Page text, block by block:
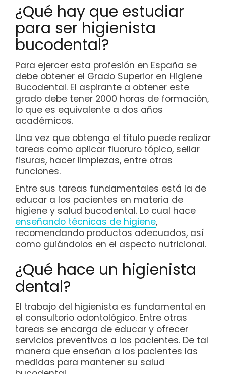
¿Qué hay que estudiar
para ser higienista
bucodental?
Para ejercer esta profesión en España se
debe obtener el Grado Superior en Higiene
Bucodental. El aspirante a obtener este
grado debe tener 2000 horas de formación,
lo que es equivalente a dos años
académicos.
Una vez que obtenga el título puede realizar
tareas como aplicar fluoruro tópico, sellar
fisuras, hacer limpiezas, entre otras
funciones.
Entre sus tareas fundamentales está la de
educar a los pacientes en materia de
higiene y salud bucodental. Lo cual hace
enseñando técnicas de higiene,
recomendando productos adecuados, así
como guiándolos en el aspecto nutricional.
¿Qué hace un higienista
dental?
El trabajo del higienista es fundamental en
el consultorio odontológico. Entre otras
tareas se encarga de educar y ofrecer
servicios preventivos a los pacientes. De tal
manera que enseñan a los pacientes las
medidas para mantener su salud